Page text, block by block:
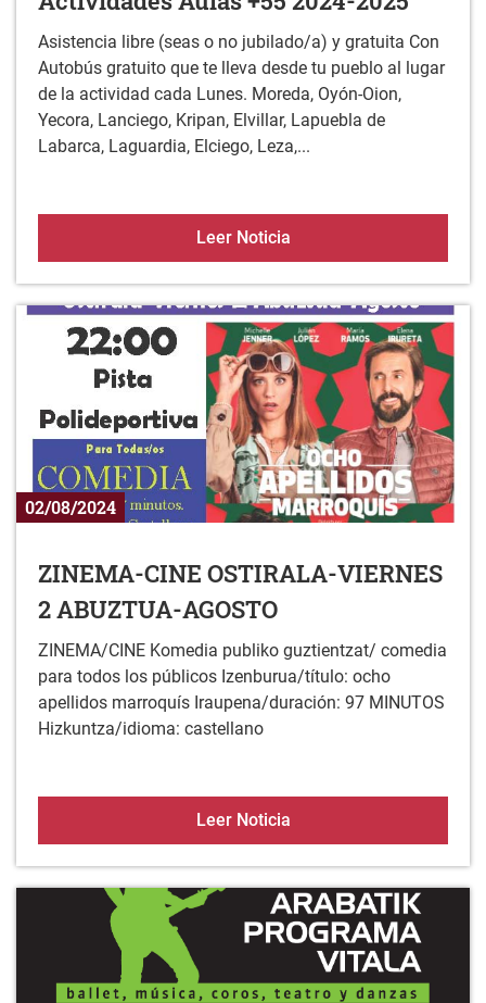
Asistencia libre (seas o no jubilado/a) y gratuita Con
Autobús gratuito que te lleva desde tu pueblo al lugar
de la actividad cada Lunes. Moreda, Oyón-Oion,
Yecora, Lanciego, Kripan, Elvillar, Lapuebla de
Labarca, Laguardia, Elciego, Leza,...
Leer NoticiaActividades Aulas +55
02/08/2024
ZINEMA-CINE OSTIRALA-VIERNES
2 ABUZTUA-AGOSTO
ZINEMA/CINE Komedia publiko guztientzat/ comedia
para todos los públicos Izenburua/título: ocho
apellidos marroquís Iraupena/duración: 97 MINUTOS
Hizkuntza/idioma: castellano
Leer NoticiaZINEMA-CINE